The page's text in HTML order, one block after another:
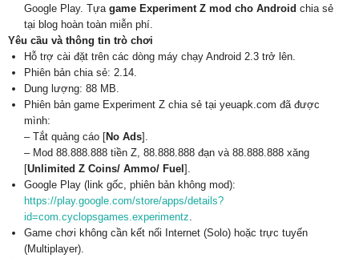
Google Play. Tựa game Experiment Z mod cho Android chia sẻ
tại blog hoàn toàn miễn phí.
Yêu cầu và thông tin trò chơi
Hỗ trợ cài đặt trên các dòng máy chạy Android 2.3 trở lên.
Phiên bản chia sẻ: 2.14.
Dung lượng: 88 MB.
Phiên bản game Experiment Z chia sẻ tại yeuapk.com đã được
mình:
– Tắt quảng cáo [No Ads].
– Mod 88.888.888 tiền Z, 88.888.888 đạn và 88.888.888 xăng
[Unlimited Z Coins/ Ammo/ Fuel ].
Google Play (link gốc, phiên bản không mod):
https://play.google.com/store/apps/details?
id=com.cyclopsgames.experimentz.
Game chơi không cần kết nối Internet (Solo) hoặc trực tuyến
(Multiplayer).